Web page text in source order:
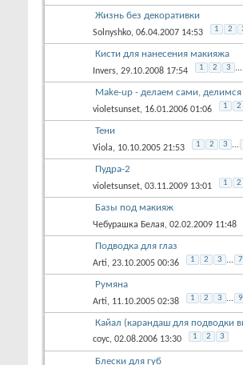
Жизнь без декоративки
Solnyshko, 06.04.2007 14:53 1 2
Кисти для нанесения макияжа
Invers, 29.10.2008 17:54 1 2 3 ...
Make-up - делаем сами,
violetsunset, 16.01.2006 01:06 1 2
Тени
Viola, 10.10.2005 21:53 1 2 3 ...
Пудра-2
violetsunset, 03.11.2009 13:01 1 2
Базы под макияж
Чебурашка Белая, 02.02.2009 11:48
Подводка для глаз
Arti, 23.10.2005 00:36 1 2 3 ... 7
Румяна
Arti, 11.10.2005 02:38 1 2 3 ... 9
Кайал (карандаш для подводки
соус, 02.08.2006 13:30 1 2 3
Блески для губ